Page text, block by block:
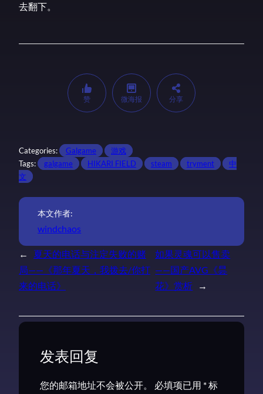
去翻下。
赞 微海报 分享
Categories: Galgame
游戏
Tags:
galgame HIKARI FIELD steam tryment
中
文
本文作者:
windchaos
←
夏天的电话与注定失败的赌
局——《那年夏天，我拨去/你打
来的电话》
如果灵魂可以售卖
——国产AVG《昙
花》赏析
→
发表回复
您的邮箱地址不会被公开。 必填项已用 *标